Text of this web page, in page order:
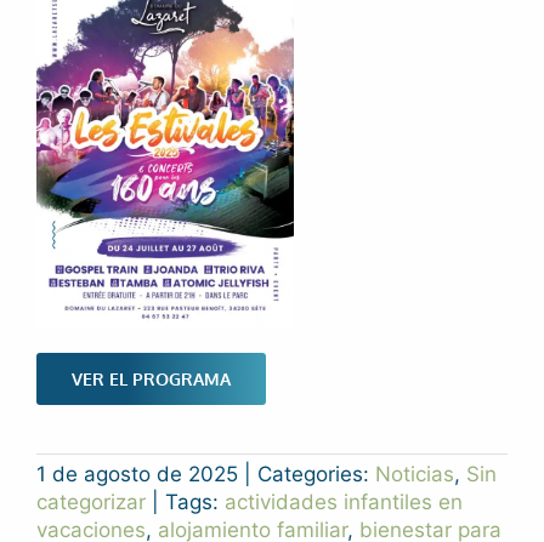
VER EL PROGRAMA
1 de agosto de 2025 Categories: Noticias, Sin
categorizar
Tags: actividades infantiles en
vacaciones, alojamiento familiar, bienestar para